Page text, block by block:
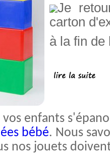
Je
carton
à la fin de
enfants
bébé. Nous
nos jouets